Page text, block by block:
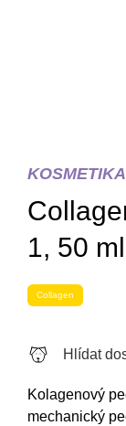
1, 50 ml
Collagen
Hlídat
Kolagenový
mechanický